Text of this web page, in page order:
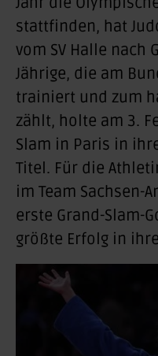
stattfinden, hat
vom SV Halle nach
Jährige, die am
trainiert und zum
zählt, holte am 3.
Slam in Paris in
Titel. Für die
im Team Sachsen-
erste Grand-Slam-
größte Erfolg in